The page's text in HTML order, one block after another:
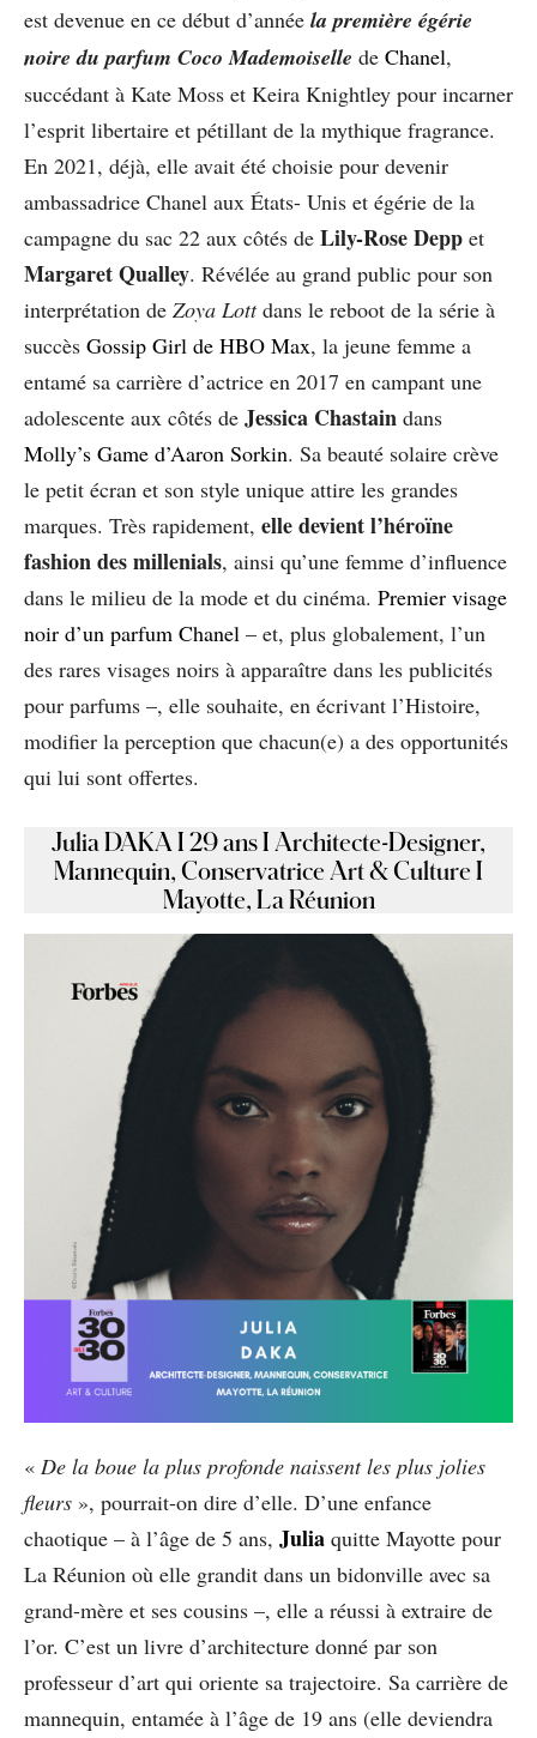
est devenue en ce début d’année la première égérie
noire du parfum Coco Mademoiselle de Chanel,
succédant à Kate Moss et Keira Knightley pour incarner
l’esprit libertaire et pétillant de la mythique fragrance.
En 2021, déjà, elle avait été choisie pour devenir
ambassadrice Chanel aux États- Unis et égérie de la
campagne du sac 22 aux côtés de Lily-Rose Depp et
Margaret Qualley. Révélée au grand public pour son
interprétation de Zoya Lottdans le reboot de la série à
succès Gossip Girl de HBO Max, la jeune femme a
entamé sa carrière d’actrice en 2017 en campant une
adolescente aux côtés de Jessica Chastain dans
Molly’s Game d’Aaron Sorkin. Sa beauté solaire crève
le petit écran et son style unique attire les grandes
marques. Très rapidement, elle devient l’héroïne
fashion des millenials, ainsi qu’une femme d’influence
dans le milieu de la mode et du cinéma. Premier visage
noir d’un parfum Chanel – et, plus globalement, l’un
des rares visages noirs à apparaître dans les publicités
pour parfums –, elle souhaite, en écrivant l’Histoire,
modifier la perception que chacun(e) a des opportunités
qui lui sont offertes.
Julia DAKA I 29 ans I Architecte-Designer,
Mannequin, Conservatrice Art & Culture I
Mayotte, La Réunion
« De la boue la plus profonde naissent les plus jolies
fleurs », pourrait-on dire d’elle. D’une enfance
chaotique – à l’âge de 5 ans, Julia quitte Mayotte pour
La Réunion où elle grandit dans un bidonville avec sa
grand-mère et ses cousins –, elle a réussi à extraire de
l’or. C’est un livre d’architecture donné par son
professeur d’art qui oriente sa trajectoire. Sa carrière de
mannequin, entamée à l’âge de 19 ans (elle deviendra